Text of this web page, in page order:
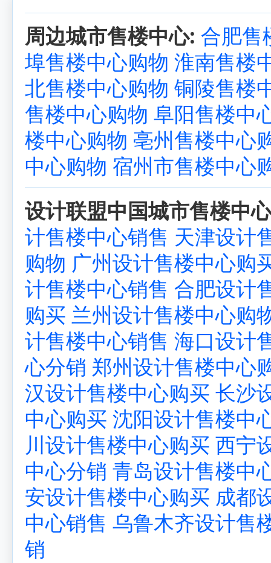
周边城市售楼中心: 合肥售
埠售楼中心购物 淮南售楼
北售楼中心购物 铜陵售楼
售楼中心购物 阜阳售楼中
楼中心购物 亳州售楼中心
中心购物 宿州市售楼中心
设计联盟中国城市售楼中
计售楼中心销售 天津设计
购物 广州设计售楼中心购
计售楼中心销售 合肥设计
购买 兰州设计售楼中心购
计售楼中心销售 海口设计
心分销 郑州设计售楼中心
汉设计售楼中心购买 长沙
中心购买 沈阳设计售楼中
川设计售楼中心购买 西宁
中心分销 青岛设计售楼中
安设计售楼中心购买 成都
中心销售 乌鲁木齐设计售
销